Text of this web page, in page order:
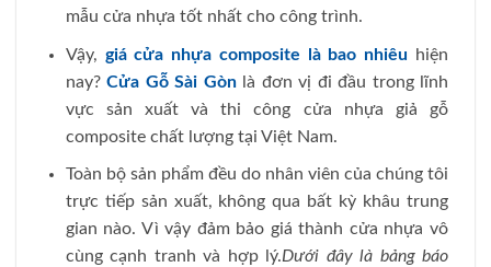
mẫu cửa nhựa tốt nhất cho công trình.
Vậy, giá cửa nhựa composite là bao nhiêu hiện
nay?Cửa Gỗ Sài Gònlà đơn vị đi đầu trong lĩnh
vực sản xuất và thi công cửa nhựa giả gỗ
composite chất lượng tại Việt Nam.
Toàn bộ sản phẩm đều do nhân viên của chúng tôi
trực tiếp sản xuất, không qua bất kỳ khâu trung
gian nào. Vì vậy đảm bảo giá thành cửa nhựa vô
cùng cạnh tranh và hợp lý.Dưới đây là bảng báo